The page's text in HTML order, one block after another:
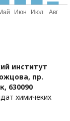
институт
пр.
630090
химичеких